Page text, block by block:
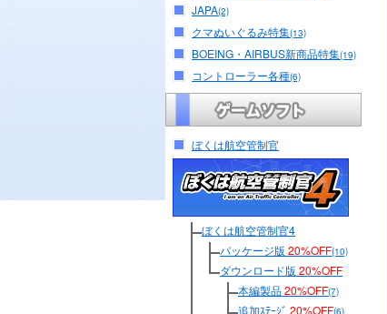
JAPA(2)
クマぬいぐるみ特集(13)
BOEING・AIRBUS新商品特集(19)
コントローラー各種(6)
ぼくは航空管制官
ぼくは航空管制官4
パッケージ版 20%OFF(10)
ダウンロード版 20%OFF
本編製品20%OFF(7)
追加ｽﾃｰｼﾞ 20%OFF(6)